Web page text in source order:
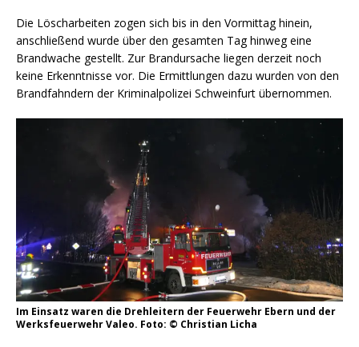
Die Löscharbeiten zogen sich bis in den Vormittag hinein,
anschließend wurde über den gesamten Tag hinweg eine
Brandwache gestellt. Zur Brandursache liegen derzeit noch
keine Erkenntnisse vor. Die Ermittlungen dazu wurden von den
Brandfahndern der Kriminalpolizei Schweinfurt übernommen.
Im Einsatz waren die Drehleitern der Feuerwehr Ebern und der
Werksfeuerwehr Valeo. Foto: © Christian Licha